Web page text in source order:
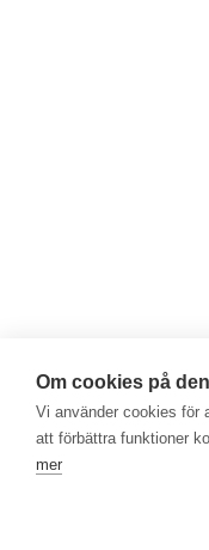
Om cookies på
Vi använder cookies för
att förbättra funktioner
mer